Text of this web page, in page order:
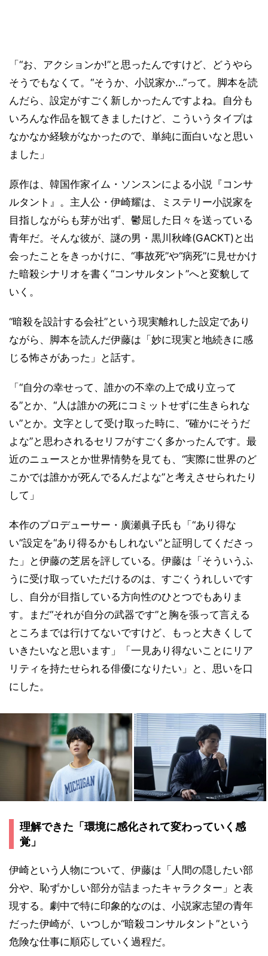
「“お、アクションか!”と思ったんですけど、どうやら
そうでもなくて。“そうか、小説家か…”って。脚本を読
んだら、設定がすごく新しかったんですよね。自分も
いろんな作品を観てきましたけど、こういうタイプは
なかなか経験がなかったので、単純に面白いなと思い
ました」
原作は、韓国作家イム・ソンスンによる小説『コンサ
ルタント』。主人公・伊崎耀は、ミステリー小説家を
目指しながらも芽が出ず、鬱屈した日々を送っている
青年だ。そんな彼が、謎の男・黒川秋峰(GACKT)と出
会ったことをきっかけに、“事故死”や“病死”に見せかけ
た暗殺シナリオを書く“コンサルタント”へと変貌して
いく。
“暗殺を設計する会社”という現実離れした設定であり
ながら、脚本を読んだ伊藤は「妙に現実と地続きに感
じる怖さがあった」と話す。
「“自分の幸せって、誰かの不幸の上で成り立って
る”とか、“人は誰かの死にコミットせずに生きられな
い”とか。文字として受け取った時に、“確かにそうだ
よな”と思わされるセリフがすごく多かったんです。最
近のニュースとか世界情勢を見ても、“実際に世界のど
こかでは誰かが死んでるんだよな”と考えさせられたり
して」
本作のプロデューサー・廣瀬眞子氏も「“あり得な
い”設定を“あり得るかもしれない”と証明してくださっ
た」と伊藤の芝居を評している。伊藤は「そういうふ
うに受け取っていただけるのは、すごくうれしいです
し、自分が目指している方向性のひとつでもありま
す。まだ“それが自分の武器です”と胸を張って言える
ところまでは行けてないですけど、もっと大きくして
いきたいなと思います」「一見あり得ないことにリア
リティを持たせられる俳優になりたい」と、思いを口
にした。
理解できた「環境に感化されて変わっていく感
覚」
伊崎という人物について、伊藤は「人間の隠したい部
分や、恥ずかしい部分が詰まったキャラクター」と表
現する。劇中で特に印象的なのは、小説家志望の青年
だった伊崎が、いつしか“暗殺コンサルタント”という
危険な仕事に順応していく過程だ。